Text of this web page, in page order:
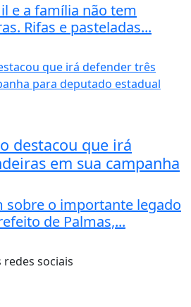
e a família não tem
Rifas e pasteladas...
destacou que irá
em sua campanha
sobre o importante legado
de Palmas,...
redes sociais